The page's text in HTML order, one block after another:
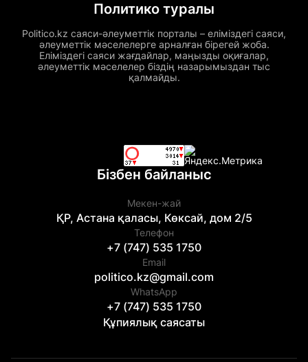
Политико туралы
Politico.kz саяси-әлеуметтік порталы – еліміздегі саяси,
әлеуметтік мәселелерге арналған бірегей жоба.
Еліміздегі саяси жағдайлар, маңызды оқиғалар,
әлеуметтік мәселелер біздің назарымыздан тыс
қалмайды.
Бізбен байланыс
Мекен-жай
ҚР, Астана қаласы, Көксай, дом 2/5
Телефон
+7 (747) 535 1750
Email
politico.kz@gmail.com
WhatsApp
+7 (747) 535 1750
Құпиялық саясаты